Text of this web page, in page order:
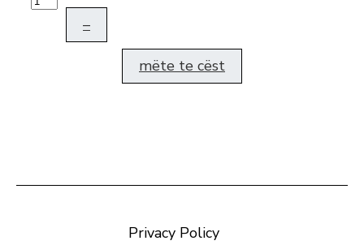
–
mëte te cëst
Privacy Policy